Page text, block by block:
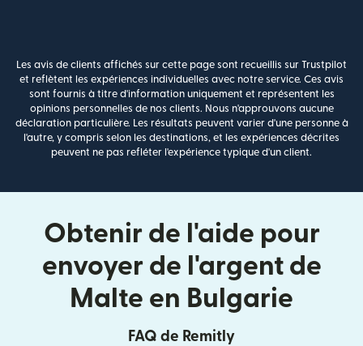
Les avis de clients affichés sur cette page sont recueillis sur Trustpilot
et reflètent les expériences individuelles avec notre service. Ces avis
sont fournis à titre d'information uniquement et représentent les
opinions personnelles de nos clients. Nous n'approuvons aucune
déclaration particulière. Les résultats peuvent varier d'une personne à
l'autre, y compris selon les destinations, et les expériences décrites
peuvent ne pas refléter l'expérience typique d'un client.
Obtenir de l'aide pour
envoyer de l'argent de
Malte en Bulgarie
FAQ de Remitly